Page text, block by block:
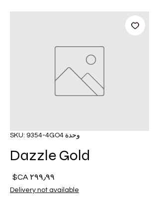
وحدة SKU: 9354-4GO4
Dazzle Gold
Delivery not available